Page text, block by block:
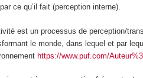
ce qu’il fait (perception interne).
est un processus de perception/
le monde, dans lequel et par
https://www.puf.com/